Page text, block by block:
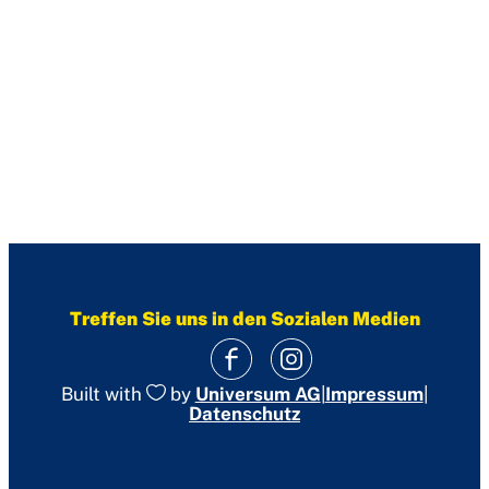
Treffen Sie uns in den Sozialen Medien
Built with by Universum AG Impressum|
Datenschutz